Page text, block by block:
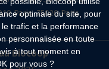
optimale du site, pour
trafic et la performance
personnalisée en toute
à tout moment en
pour vous ?
Paris, 75020 Paris
Biocoop